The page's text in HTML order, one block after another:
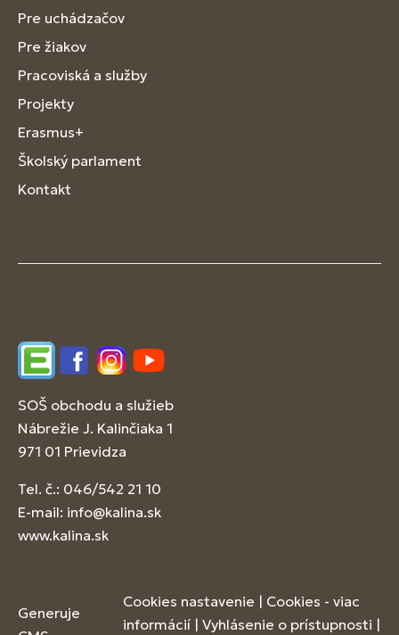
Pre uchádzačov
Pre žiakov
Pracoviská a služby
Projekty
Erasmus+
Školský parlament
Kontakt
EdupageFacebookInstagram
YouTube
SOŠ obchodu a služieb
Nábrežie J. Kalinčiaka 1
971 01 Prievidza
Tel. č.: 046/542 21 10
E-mail: info@kalina.sk
www.kalina.sk
Generuje
Cookies nastavenie | Cookies - viac
informácií | Vyhlásenie o prístupnosti |